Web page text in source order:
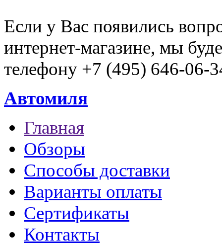
Если у Вас появились
интернет-магазине, мы
телефону +7 (495) 646-06-
Автомиля
Главная
Обзоры
Способы доставки
Варианты оплаты
Сертификаты
Контакты